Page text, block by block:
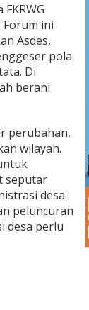
ini
Asdes,
pola
Di
berani
perubahan,
wilayah.
seputar
desa.
peluncuran
desa perlu